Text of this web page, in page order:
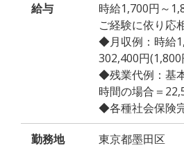
給与
時給1,700円～
ご経験に依り応
◆月収例：時給
302,400円
◆残業代例：基
時間の場合＝
◆各種社会保険
勤務地 東京都墨田区